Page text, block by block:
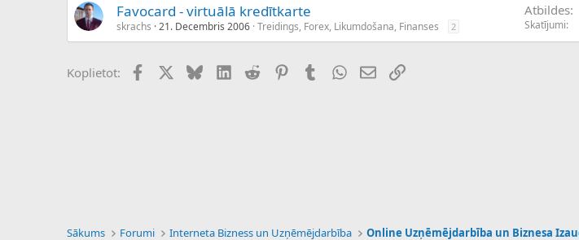
Favocard - virtuālā kredītkarte
skrachs 21. Decembris 2006 Treidings, Forex, Likumdošana, Finanses 2
Atbildes
Skatījumi
Koplietot: FacebookX (Twitter)
BlueskyLinkedIn
Reddit PinterestTumblrWhatsApp
E-pastsSaiti
Sākums Forumi Interneta Bizness un Uzņēmējdarbība